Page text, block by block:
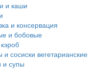
и каши
и консервация
и бобовые
и сосиски вегетарианские
и супы